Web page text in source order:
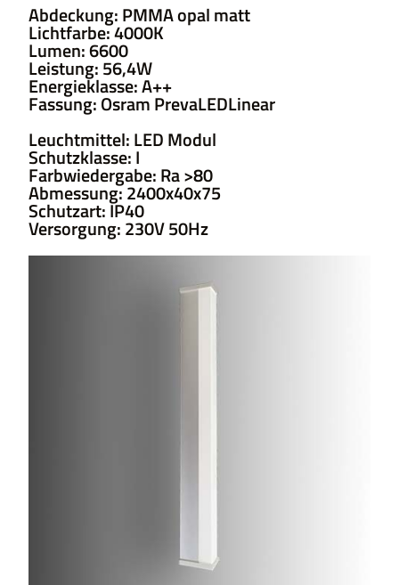
Abdeckung: PMMA opal matt
Lichtfarbe: 4000K
Lumen: 6600
Leistung: 56,4W
Energieklasse: A++
Fassung: Osram PrevaLEDLinear
Leuchtmittel: LED Modul
Schutzklasse: I
Farbwiedergabe: Ra >80
Abmessung: 2400x40x75
Schutzart: IP40
Versorgung: 230V 50Hz